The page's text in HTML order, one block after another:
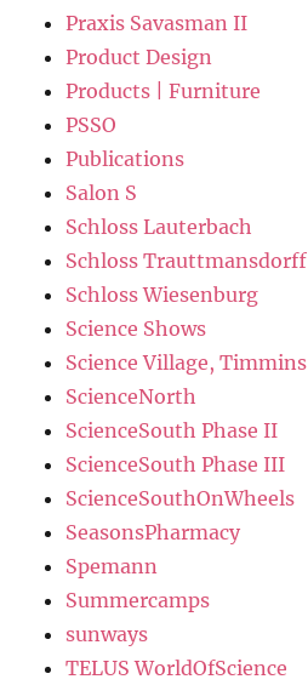
Praxis Savasman II
Product Design
Products | Furniture
PSSO
Publications
Salon S
Schloss Lauterbach
Schloss Trauttmansdorff
Schloss Wiesenburg
Science Shows
Science Village, Timmins
ScienceNorth
ScienceSouth Phase II
ScienceSouth Phase III
ScienceSouthOnWheels
SeasonsPharmacy
Spemann
Summercamps
sunways
TELUS WorldOfScience